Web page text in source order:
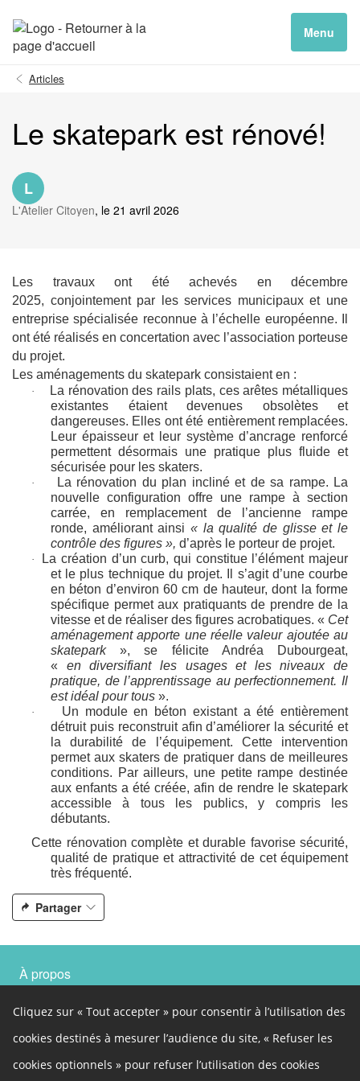
Menu
Articles
Le skatepark est rénové!
L
L'Atelier Citoyen, le 21 avril 2026
Les travaux ont été achevés en décembre
2025, conjointement par les services municipaux et une
entreprise spécialisée reconnue à l’échelle européenne. Il
ont été réalisés en concertation avec l’association porteuse
du projet.
Les aménagements du skatepark consistaient en :
·
La rénovation des rails plats, ces arêtes métalliques
existantes étaient devenues obsolètes et
dangereuses. Elles ont été entièrement remplacées.
Leur épaisseur et leur système d’ancrage renforcé
permettent désormais une pratique plus fluide et
sécurisée pour les skaters.
·
La rénovation du plan incliné et de sa rampe. La
nouvelle configuration offre une rampe à section
carrée, en remplacement de l’ancienne rampe
ronde, améliorant ainsi « la qualité de glisse et le
contrôle des figures », d’après le porteur de projet.
·
La création d’un curb, qui constitue l’élément majeur
et le plus technique du projet. Il s’agit d’une courbe
en béton d’environ 60 cm de hauteur, dont la forme
spécifique permet aux pratiquants de prendre de la
vitesse et de réaliser des figures acrobatiques. « Cet
aménagement apporte une réelle valeur ajoutée au
skatepark», se félicite Andréa Dubourgeat,
« en diversifiant les usages et les niveaux de
pratique, de l’apprentissage au perfectionnement. Il
est idéal pour tous ».
·
Un module en béton existant a été entièrement
détruit puis reconstruit afin d’améliorer la sécurité et
la durabilité de l’équipement. Cette intervention
permet aux skaters de pratiquer dans de meilleures
conditions. Par ailleurs, une petite rampe destinée
aux enfants a été créée, afin de rendre le skatepark
accessible à tous les publics, y compris les
débutants.
Cette rénovation complète et durable favorise sécurité,
qualité de pratique et attractivité de cet équipement
très fréquenté.
Partager
Cliquez sur « Tout accepter » pour consentir à l’utilisation des
cookies destinés à mesurer l’audience du site, « Refuser les
cookies optionnels » pour refuser l’utilisation des cookies
À propos
participationCap Collectif, selon les principes de la démocratie
ouverte
Autres liens
Cookies Gestion des cookies